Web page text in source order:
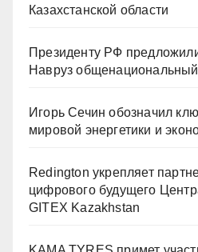
Казахстанской области
Президенту РФ
Навруз общенациональный
Игорь Сечин обозначил
мировой энергетики и
Redington укрепляет
цифрового будущего
GITEX Kazakhstan